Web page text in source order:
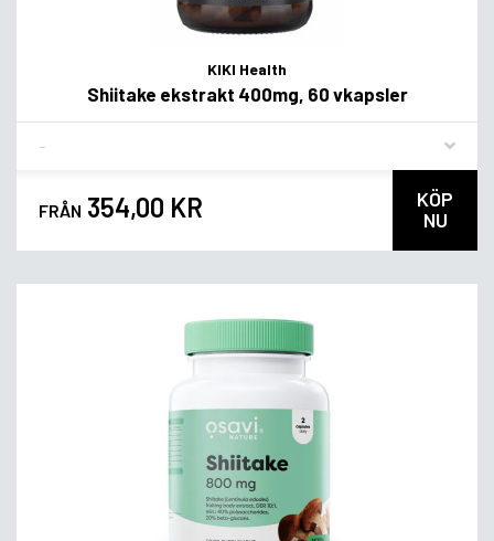
KIKI Health
Shiitake ekstrakt 400mg, 60 vkapsler
FRÅN 354,00 KR
KÖP
NU